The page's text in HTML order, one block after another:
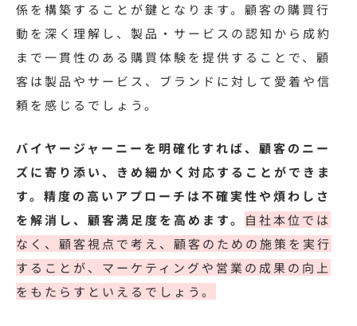
係を構築することが鍵となります。顧客の購買行
動を深く理解し、製品・サービスの認知から成約
まで一貫性のある購買体験を提供することで、顧
客は製品やサービス、ブランドに対して愛着や信
頼を感じるでしょう。
バイヤージャーニーを明確化すれば、顧客のニー
ズに寄り添い、きめ細かく対応することができま
す。精度の高いアプローチは不確実性や煩わしさ
を解消し、顧客満足度を高めます。 自社本位では
なく、顧客視点で考え、顧客のための施策を実行
することが、マーケティングや営業の成果の向上
をもたらすといえるでしょう。